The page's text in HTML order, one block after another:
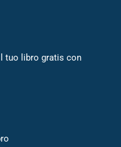
tuo libro gratis con